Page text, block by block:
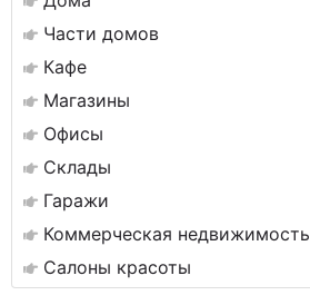
Части домов
Кафе
Магазины
Офисы
Склады
Гаражи
Коммерческая недвижимость
Салоны красоты